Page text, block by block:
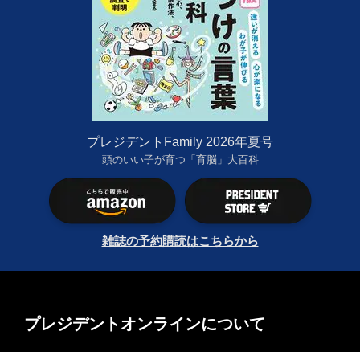
プレジデントFamily 2026年夏号
頭のいい子が育つ「育脳」大百科
雑誌の予約購読はこちらから
プレジデントオンラインについて